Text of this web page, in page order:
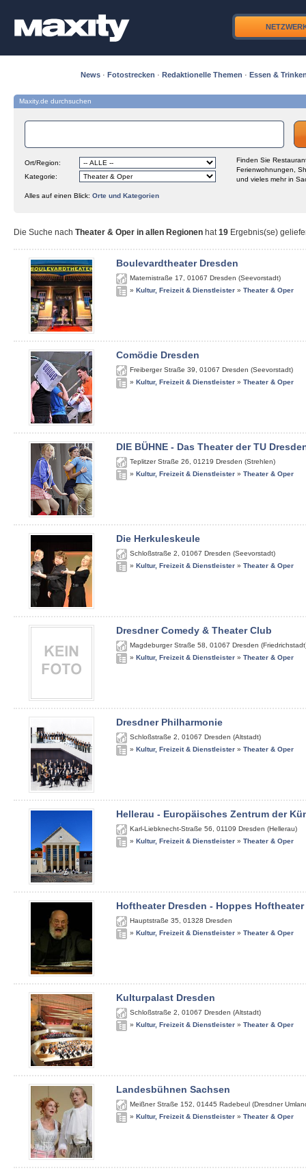
News · Fotostrecken · Redaktionelle Themen · Essen &
Maxity.de durchsuchen
Ort/Region:
Kategorie:
Finden Sie
Ferienwohnungen,
und vieles mehr in
Alles auf einen Blick: Orte und Kategorien
Die Suche nach Theater & Oper in allen Regionen hat19 Ergebnis(se)
Boulevardtheater Dresden
Maternistraße 17 01067 Dresden (Seevorstadt)
» Kultur, Freizeit & Dienstleister » Theater & Oper
Comödie Dresden
Freiberger Straße 39 01067 Dresden (Seevorstadt)
» Kultur, Freizeit & Dienstleister » Theater & Oper
DIE BÜHNE - Das Theater der TU
Teplitzer Straße 26 01219 Dresden (Strehlen)
» Kultur, Freizeit & Dienstleister » Theater & Oper
Die Herkuleskeule
Schloßstraße 2 01067 Dresden (Seevorstadt)
» Kultur, Freizeit & Dienstleister » Theater & Oper
Dresdner Comedy & Theater Club
Magdeburger Straße 58 01067 Dresden
» Kultur, Freizeit & Dienstleister » Theater & Oper
Dresdner Philharmonie
Schloßstraße 2 01067 Dresden (Altstadt)
» Kultur, Freizeit & Dienstleister » Theater & Oper
Hellerau - Europäisches Zentrum der
Karl-Liebknecht-Straße 56 01109 Dresden (Hellerau)
» Kultur, Freizeit & Dienstleister » Theater & Oper
Hoftheater Dresden - Hoppes Hoftheater
Hauptstraße 35 01328 Dresden
» Kultur, Freizeit & Dienstleister » Theater & Oper
Kulturpalast Dresden
Schloßstraße 2 01067 Dresden (Altstadt)
» Kultur, Freizeit & Dienstleister » Theater & Oper
Landesbühnen Sachsen
Meißner Straße 152 01445 Radebeul (Dresdner
» Kultur, Freizeit & Dienstleister » Theater & Oper